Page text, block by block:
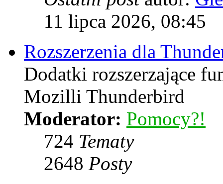
11 lipca 2026, 08:45
Rozszerzenia dla
Dodatki rozszerzające
Mozilli Thunderbird
Moderator: Pomocy?!
724 Tematy
2648 Posty